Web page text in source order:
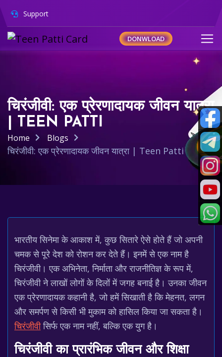
Support
DONWLOAD
चिरंजीवी: एक प्रेरणादायक जीवन यात्रा
| TEEN PATTI
Home Blogs
चिरंजीवी: एक प्रेरणादायक जीवन यात्रा | Teen Patti
भारतीय सिनेमा के आकाश में, कुछ सितारे ऐसे होते हैं जो अपनी
चमक से पूरे देश को रोशन कर देते हैं। इनमें से एक नाम है
चिरंजीवी। एक अभिनेता, निर्माता और राजनीतिज्ञ के रूप में,
चिरंजीवी ने लाखों लोगों के दिलों में जगह बनाई है। उनका जीवन
एक प्रेरणादायक कहानी है, जो हमें सिखाती है कि मेहनत, लगन
और समर्पण से किसी भी मुकाम को हासिल किया जा सकता है।
चिरंजीवीसिर्फ एक नाम नहीं, बल्कि एक युग है।
चिरंजीवी का प्रारंभिक जीवन और शिक्षा